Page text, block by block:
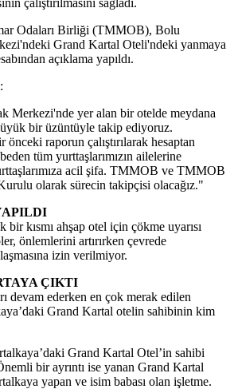
Odaları Birliği (TMMOB), Bolu
Grand Kartal Oteli'ndeki yanmaya
açıklama yapıldı.
Merkezi'nde yer alan bir otelde meydana
bir üzüntüyle takip ediyoruz.
raporun çalıştırılarak hesaptan
tüm yurttaşlarımızın ailelerine
acil şifa. TMMOB ve TMMOB
olarak sürecin takipçisi olacağız."
bir kısmı ahşap otel için çökme uyarısı
önlemlerini artırırken çevrede
izin verilmiyor.
ÇIKTI
devam ederken en çok merak edilen
Grand Kartal otelin sahibinin kim
Grand Kartal Otel’in sahibi
bir ayrıntı ise yanan Grand Kartal
yapan ve isim babası olan işletme.